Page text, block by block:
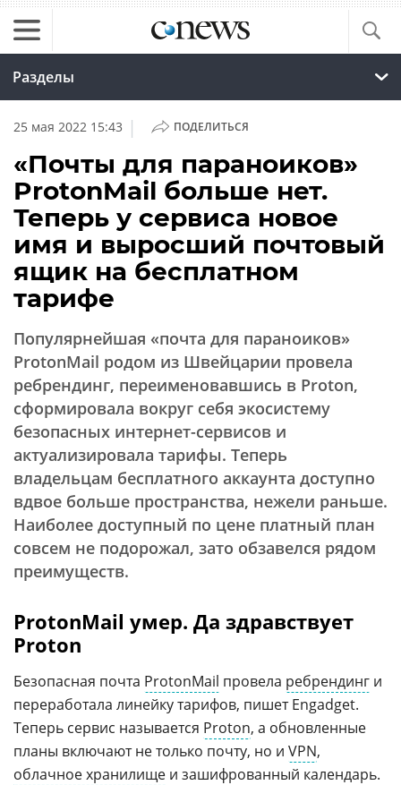
Разделы
25 мая 2022 15:43 | ПОДЕЛИТЬСЯ
«Почты для параноиков»
ProtonMail больше нет.
Теперь у сервиса новое
имя и выросший почтовый
ящик на бесплатном
тарифе
Популярнейшая «почта для параноиков»
ProtonMail родом из Швейцарии провела
ребрендинг, переименовавшись в Proton,
сформировала вокруг себя экосистему
безопасных интернет-сервисов и
актуализировала тарифы. Теперь
владельцам бесплатного аккаунта доступно
вдвое больше пространства, нежели раньше.
Наиболее доступный по цене платный план
совсем не подорожал, зато обзавелся рядом
преимуществ.
ProtonMail умер. Да здравствует
Proton
Безопасная почта ProtonMail провела ребрендинг и
переработала линейку тарифов, пишет Engadget.
Теперь сервис называется Proton, а обновленные
планы включают не только почту, но и VPN,
облачное хранилище и зашифрованный календарь.